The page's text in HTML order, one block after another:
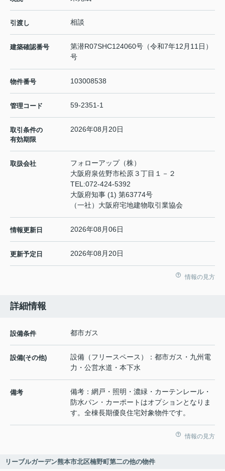
引渡し 相談
建築確認番号
第潜R07SHC124060号（令和7年12月11日）
号
物件番号 103008538
管理コード 59-2351-1
取引条件の
有効期限
2026年08月20日
取扱会社
フォローアップ（株）
大阪府泉佐野市松原３丁目１－２
TEL:072-424-5392
大阪府知事 (1) 第63774号
（一社）大阪府宅地建物取引業協会
情報更新日 2026年08月06日
更新予定日 2026年08月20日
情報の見方
詳細情報
設備条件 都市ガス
設備(その他)
設備（フリースペース）：都市ガス・九州電
力・公営水道・本下水
備考
備考：網戸・照明・濃緑・カーテンレール・
防水パン・カーポートはオプションとなりま
す。全棟長期優良住宅対象物件です。
情報の見方
リーブルガーデン熊本市北区楠野町第二の他の物件